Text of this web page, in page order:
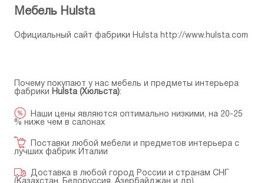
Мебель Hulsta
Официальный сайт фабрики Hulsta http://www.hulsta.com
Почему покупают у нас мебель и предметы интерьера
фабрики Hulsta (Хюльста):
Наши цены являются оптимально низкими, на 20-25
% ниже чем в салонах
Поставки любой мебели и предметов интерьера с
лучших фабрик Италии
Доставка в любой город России и странам СНГ